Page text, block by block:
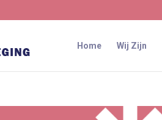
Home Wij Zijn